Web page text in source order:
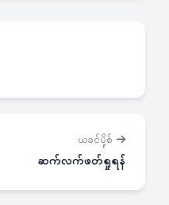
ယခင်ပို့စ်
ဆက်လက်ဖတ်ရှုရန်